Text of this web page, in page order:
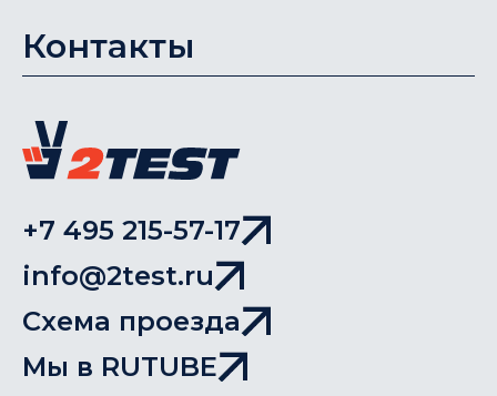
Контакты
+7 495 215-57-17
info@2test.ru
Схема проезда
Мы в RUTUBE